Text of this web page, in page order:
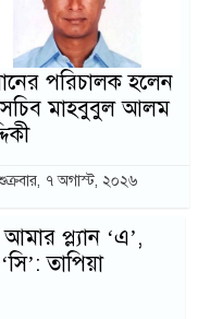
পরিচালক হলেন
মাহবুবুল আলম
৭ অগাস্ট, ২০২৬
প্ল্যান ‘এ’,
তাপিয়া